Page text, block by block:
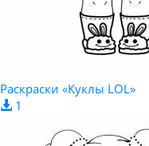
Раскраски «Куклы LOL»
1